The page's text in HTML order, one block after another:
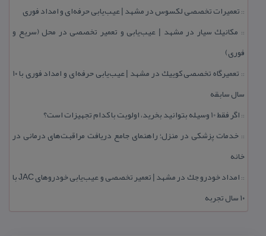
:: تعمیرات تخصصی لكسوس در مشهد | عیب‌یابی حرفه‌ای و امداد فوری
:: مكانیك سیار در مشهد | عیب‌یابی و تعمیر تخصصی در محل (سریع و
فوری)
::
تعمیرگاه تخصصی كوییك در مشهد | عیب‌یابی حرفه‌ای و امداد فوری با ۱۰
سال سابقه
:: اگر فقط 10 وسیله بتوانید بخرید، اولویت با كدام تجهیزات است؟
:: خدمات پزشكی در منزل؛ راهنمای جامع دریافت مراقبت‌های درمانی در
خانه
::
امداد خودرو جك در مشهد | تعمیر تخصصی و عیب‌یابی خودروهای JAC با
۱۰ سال تجربه